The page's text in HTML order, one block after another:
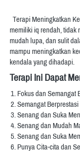
memiliki iq rendah,
mudah lupa, dan sulit
mampu meningkatkan
kendala yang dihadapi.
Terapi Ini Dapat
Fokus dan Semangat
Semangat Berprestasi
Senang dan Suka
Senang dan Mudah
Senang dan Suka
Punya Cita-cita dan